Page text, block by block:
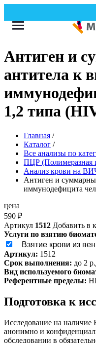
Антиген и
антитела к
1,2 типа
Главная /
Каталог /
Все анализы по
ПЦР (Полимеразная
Анализ крови на
Антиген и
иммунодефицита
цена
590 ₽
Артикул 1512 Добавить в
Услуги по взятию
Взятие крови из
Артикул: 1512
Срок выполнения: до 2
Вид используемого
Референтные пределы:
Подготовка к
Исследование на
анонимно и
обследовании в